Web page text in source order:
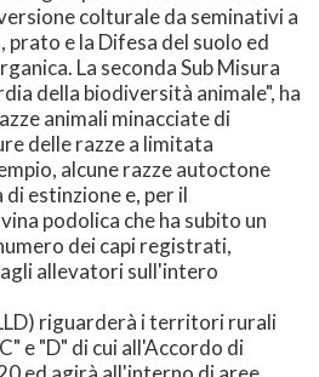
colturale da seminativi a
e la Difesa del suolo ed
La seconda Sub Misura
della biodiversità animale", ha
animali minacciate di
delle razze a limitata
alcune razze autoctone
di estinzione e, per il
podolica che ha subito un
dei capi registrati,
allevatori sull'intero
riguarderà i territori rurali
e "D" di cui all'Accordo di